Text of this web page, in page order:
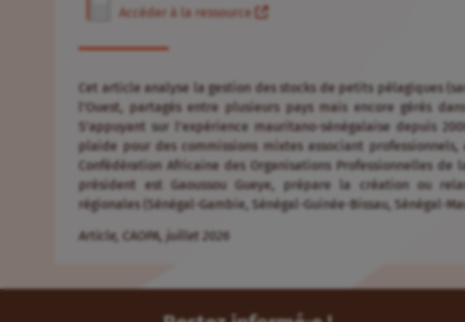
Accéder à la ressource
Cet article analyse la gestion des stocks de petits pélagiques
l’Ouest, partagés entre plusieurs pays mais encore gérés
S’appuyant sur l’expérience mauritano-sénégalaise depuis
plaide pour des commissions mixtes associant
Confédération Africaine des Organisations Professionnelles de
président est Gaoussou Gueye, prépare la création ou
régionales (Sénégal-Gambie, Sénégal-Guinée-Bissau, Sénégal-
Article, CAOPA, juillet 2026